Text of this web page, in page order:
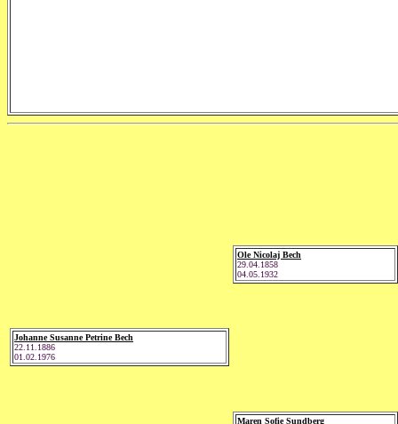
Johanne Susanne Petrine Bech
22.11.1886
01.02.1976
Ole Nicolaj Bech
29.04.1858
04.05.1932
Maren Sofie Sundberg